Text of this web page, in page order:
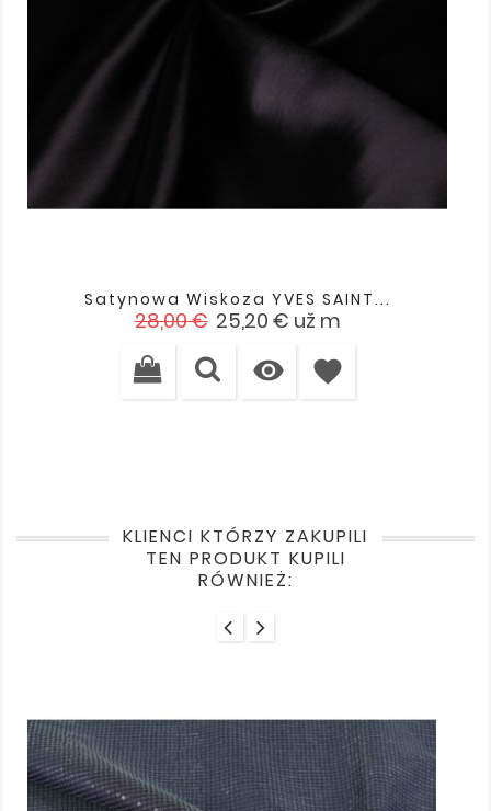
Satynowa Wiskoza YVES SAINT...
Cena
28,00 € Cena
25,20 € už m
 favorite
KLIENCI KTÓRZY ZAKUPILI
TEN PRODUKT KUPILI
RÓWNIEŻ: